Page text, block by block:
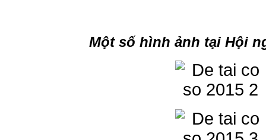
Một số hình ảnh tại Hội